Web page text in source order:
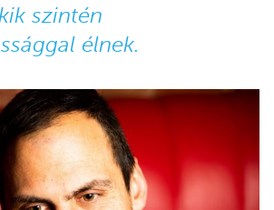
szintén
élnek.